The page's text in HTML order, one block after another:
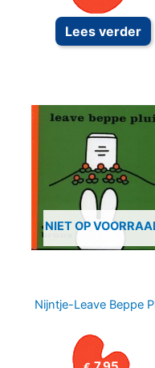
Lees verder
NIET OP
Nijntje-Leave Beppe